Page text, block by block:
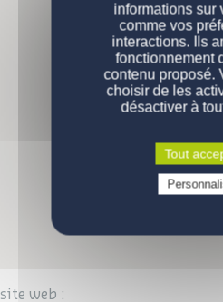
Nos modèles
Nos gammes
Configurations de
DEVENIR
Pourquoi acheter
Comment devenir
Prix d'un
Questions /
La qualité des
Qui sommes-
Demande
VOUS ÊTES UN
site web :
informations sur
comme vos
interactions. Ils
fonctionnement
contenu proposé.
choisir de les
désactiver à
Tout